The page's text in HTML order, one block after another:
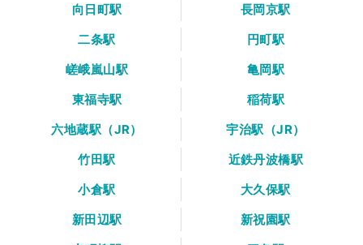
向日町駅
長岡京駅
二条駅
円町駅
嵯峨嵐山駅
亀岡駅
東福寺駅
稲荷駅
六地蔵駅（JR）
宇治駅（JR）
竹田駅
近鉄丹波橋駅
小倉駅
大久保駅
新田辺駅
新祝園駅